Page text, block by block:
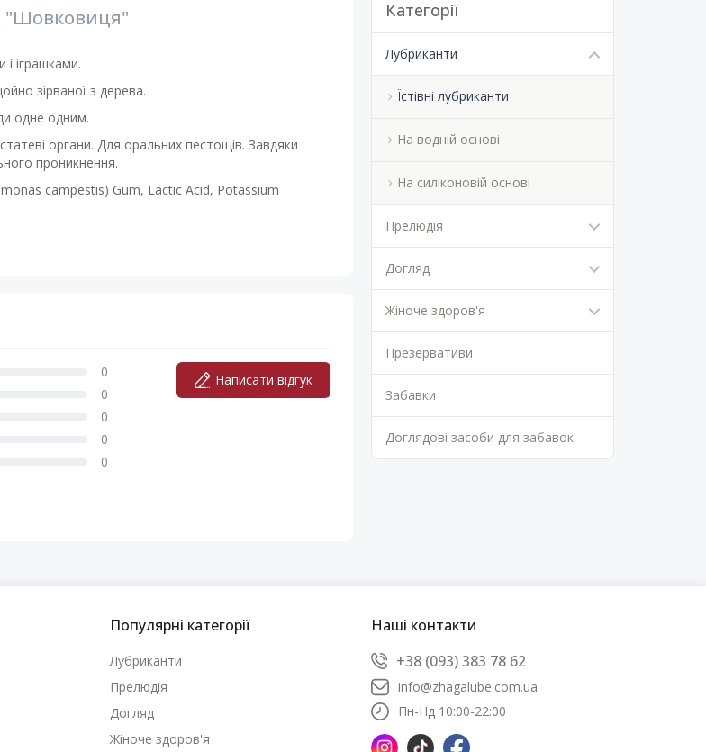
"Шовковиця"
і іграшками.
зірваної з дерева.
одне одним.
органи. Для оральних пестощів. Завдяки
проникнення.
campestis) Gum, Lactic Acid, Potassium
0
0
0
0
0
Написати відгук
Категорії
Лубриканти
Їстівні лубриканти
На водній основі
На силіконовій основі
Прелюдія
Догляд
Жіноче здоров'я
Презервативи
Забавки
Доглядові засоби для забавок
Популярні категорії
Лубриканти
Прелюдія
Догляд
Жіноче здоров'я
Наші контакти
+38 (093) 383 78 62
info@zhagalube.com.ua
Пн-Нд 10:00-22:00